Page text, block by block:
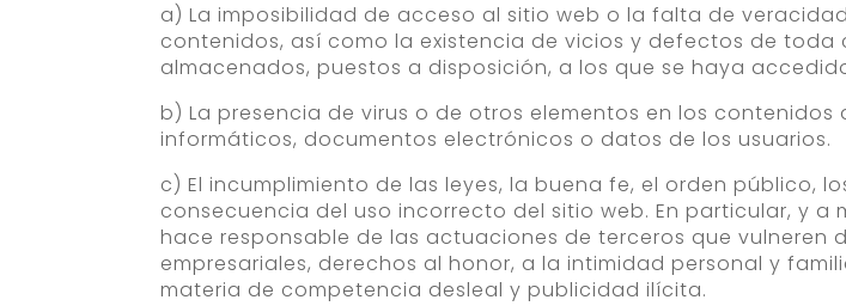
a) La imposibilidad de acceso al sitio web o la falta de
contenidos, así como la existencia de vicios y defectos de
almacenados, puestos a disposición, a los que se haya
b) La presencia de virus o de otros elementos en los
informáticos, documentos electrónicos o datos de los usuarios.
c) El incumplimiento de las leyes, la buena fe, el orden público,
consecuencia del uso incorrecto del sitio web. En particular, y a
hace responsable de las actuaciones de terceros que
empresariales, derechos al honor, a la intimidad personal y
materia de competencia desleal y publicidad ilícita.